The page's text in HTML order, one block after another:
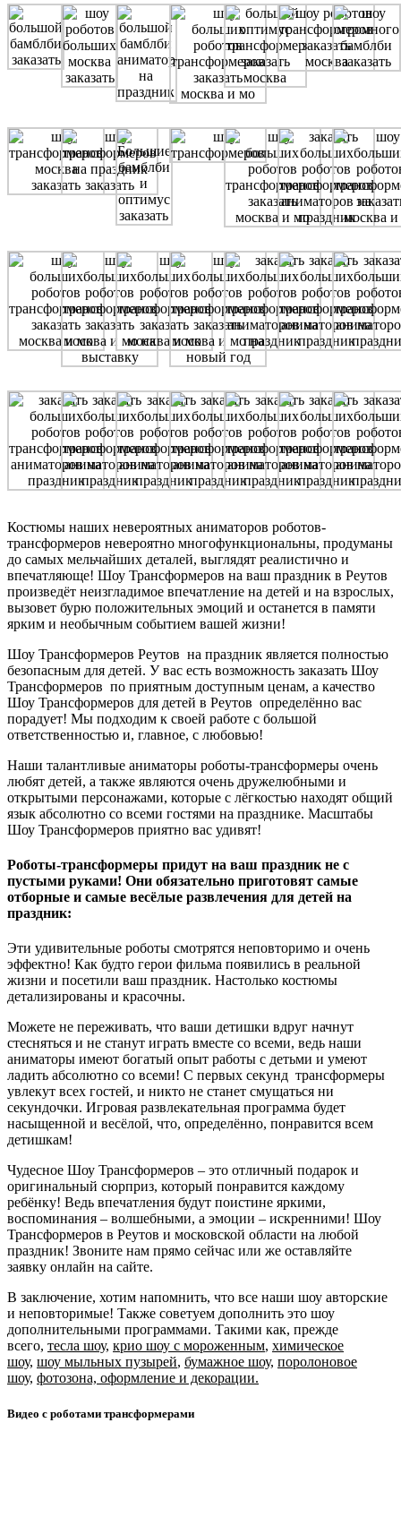
Костюмы наших невероятных аниматоров роботов-
трансформеров невероятно многофункциональны, продуманы
до самых мельчайших деталей, выглядят реалистично и
впечатляюще! Шоу Трансформеров на ваш праздник в Реутов
произведёт неизгладимое впечатление на детей и на взрослых,
вызовет бурю положительных эмоций и останется в памяти
ярким и необычным событием вашей жизни!
Шоу Трансформеров Реутов на праздник является полностью
безопасным для детей. У вас есть возможность заказать Шоу
Трансформеров по приятным доступным ценам, а качество
Шоу Трансформеров для детей в Реутов определённо вас
порадует! Мы подходим к своей работе с большой
ответственностью и, главное, с любовью!
Наши талантливые аниматоры роботы-трансформеры очень
любят детей, а также являются очень дружелюбными и
открытыми персонажами, которые с лёгкостью находят общий
язык абсолютно со всеми гостями на празднике. Масштабы
Шоу Трансформеров приятно вас удивят!
Роботы-трансформеры придут на ваш праздник не с
пустыми руками! Они обязательно приготовят самые
отборные и самые весёлые развлечения для детей на
праздник:
Эти удивительные роботы смотрятся неповторимо и очень
эффектно! Как будто герои фильма появились в реальной
жизни и посетили ваш праздник. Настолько костюмы
детализированы и красочны.
Можете не переживать, что ваши детишки вдруг начнут
стесняться и не станут играть вместе со всеми, ведь наши
аниматоры имеют богатый опыт работы с детьми и умеют
ладить абсолютно со всеми! С первых секунд трансформеры
увлекут всех гостей, и никто не станет смущаться ни
секундочки. Игровая развлекательная программа будет
насыщенной и весёлой, что, определённо, понравится всем
детишкам!
Чудесное Шоу Трансформеров – это отличный подарок и
оригинальный сюрприз, который понравится каждому
ребёнку! Ведь впечатления будут поистине яркими,
воспоминания – волшебными, а эмоции – искренними! Шоу
Трансформеров в Реутов и московской области на любой
праздник! Звоните нам прямо сейчас или же оставляйте
заявку онлайн на сайте.
В заключение, хотим напомнить, что все наши шоу авторские
и неповторимые! Также советуем дополнить это шоу
дополнительными программами. Такими как, прежде
всего, тесла шоу, крио шоу с мороженным, химическое
шоу, шоу мыльных пузырей, бумажное шоу, поролоновое
шоу, фотозона, оформление и декорации.
Видео с роботами трансформерами